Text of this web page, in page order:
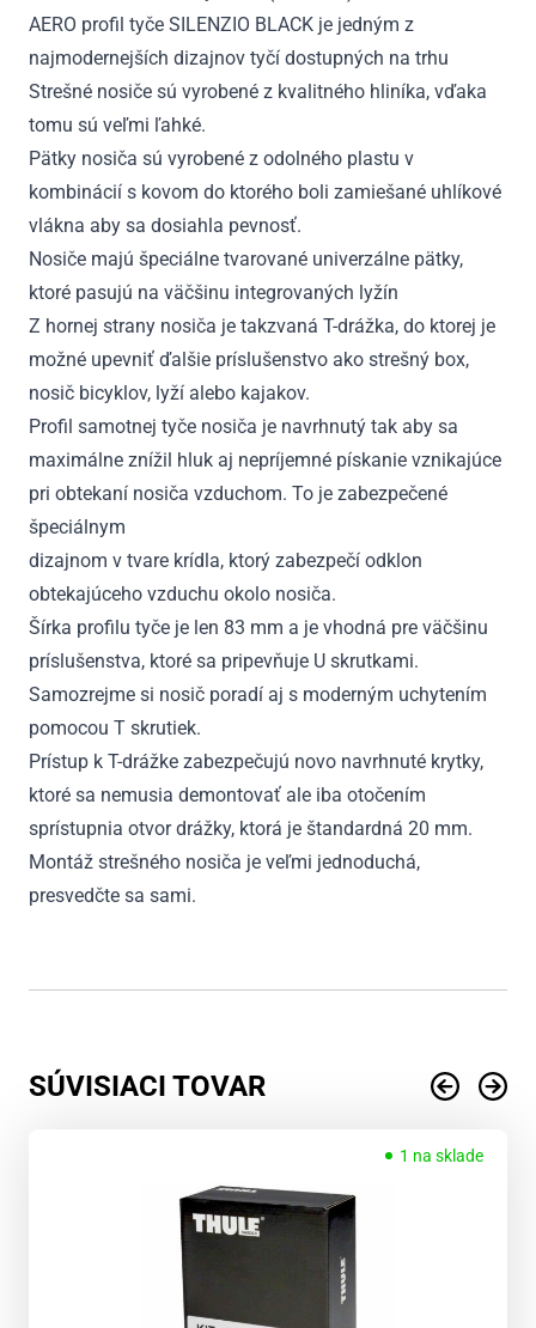
AERO profil tyče SILENZIO BLACK je jedným z
najmodernejších dizajnov tyčí dostupných na trhu
Strešné nosiče sú vyrobené z kvalitného hliníka, vďaka
tomu sú veľmi ľahké.
Pätky nosiča sú vyrobené z odolného plastu v
kombinácií s kovom do ktorého boli zamiešané uhlíkové
vlákna aby sa dosiahla pevnosť.
Nosiče majú špeciálne tvarované univerzálne pätky,
ktoré pasujú na väčšinu integrovaných lyžín
Z hornej strany nosiča je takzvaná T-drážka, do ktorej je
možné upevniť ďalšie príslušenstvo ako strešný box,
nosič bicyklov, lyží alebo kajakov.
Profil samotnej tyče nosiča je navrhnutý tak aby sa
maximálne znížil hluk aj nepríjemné pískanie vznikajúce
pri obtekaní nosiča vzduchom. To je zabezpečené
špeciálnym
dizajnom v tvare krídla, ktorý zabezpečí odklon
obtekajúceho vzduchu okolo nosiča.
Šírka profilu tyče je len 83 mm a je vhodná pre väčšinu
príslušenstva, ktoré sa pripevňuje U skrutkami.
Samozrejme si nosič poradí aj s moderným uchytením
pomocou T skrutiek.
Prístup k T-drážke zabezpečujú novo navrhnuté krytky,
ktoré sa nemusia demontovať ale iba otočením
sprístupnia otvor drážky, ktorá je štandardná 20 mm.
Montáž strešného nosiča je veľmi jednoduchá,
presvedčte sa sami.
SÚVISIACI TOVAR
1 na sklade